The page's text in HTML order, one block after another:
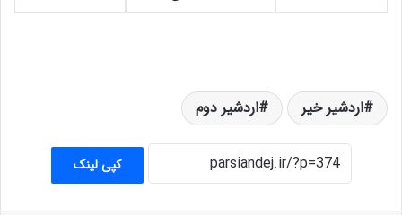
اردشیر خیر اردشیر دوم
کپی لینک